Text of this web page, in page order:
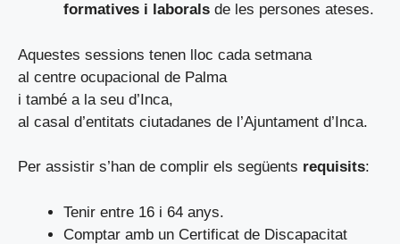
formatives i laborals de les persones ateses.
Aquestes sessions tenen lloc cada setmana
al centre ocupacional de Palma
i també a la seu d’Inca,
al casal d’entitats ciutadanes de l’Ajuntament d’Inca.
Per assistir s’han de complir els següents requisits:
Tenir entre 16 i 64 anys.
Comptar amb un Certificat de Discapacitat